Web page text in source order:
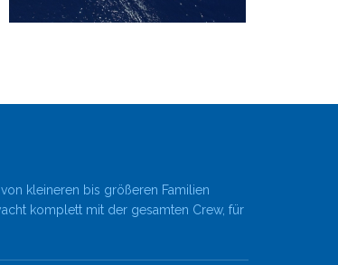
kleineren bis größeren Familien
komplett mit der gesamten Crew, für